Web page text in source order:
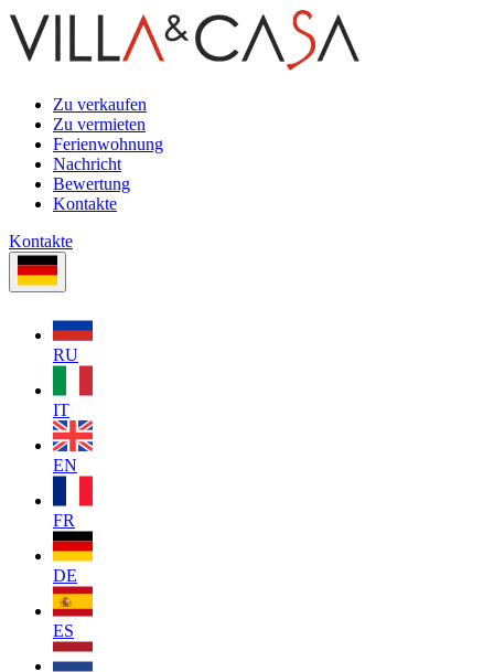
Zu verkaufen
Zu vermieten
Ferienwohnung
Nachricht
Bewertung
Kontakte
Kontakte
RU
IT
EN
FR
DE
ES